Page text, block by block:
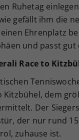
Ruhetag
gefällt ihm die
Ehrenplatz
und passt gut
Race to
Kitzbühel, dem
Der
der nur rund
zuhause ist.